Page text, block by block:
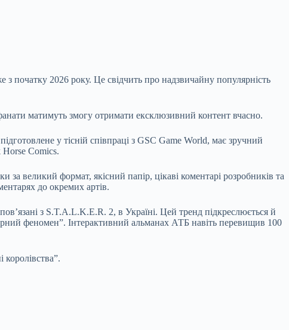
початку 2026 року. Це свідчить про надзвичайну популярність
матимуть змогу отримати ексклюзивний контент вчасно.
у тісній співпраці з GSC Game World, має зручний
Horse Comics.
великий формат, якісний папір, цікаві коментарі розробників та
до окремих артів.
з S.T.A.L.K.E.R. 2, в Україні. Цей тренд підкреслюється й
феномен”. Інтерактивний альманах АТБ навіть перевищив 100